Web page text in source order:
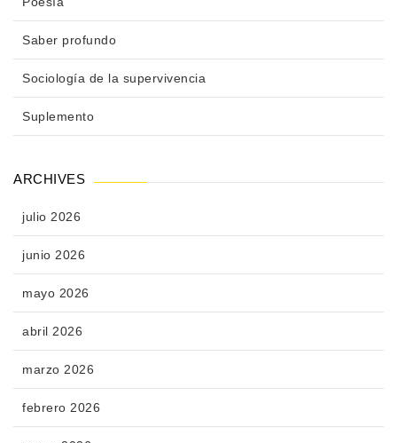
Saber profundo
Sociología de la supervivencia
Suplemento
ARCHIVES
julio 2026
junio 2026
mayo 2026
abril 2026
marzo 2026
febrero 2026